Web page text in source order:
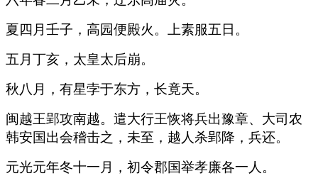
夏四月壬子，高园便殿火。上素服五日。
五月丁亥，太皇太后崩。
秋八月，有星孛于东方，长竟天。
闽越王郢攻南越。遣大行王恢将兵出豫章、大司农
韩安国出会稽击之，未至，越人杀郢降，兵还。
元光元年冬十一月，初令郡国举孝廉各一人。